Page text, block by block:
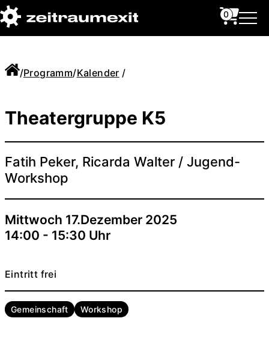
0
/Programm/Kalender /
Theatergruppe K5
Fatih Peker, Ricarda Walter / Jugend-
Workshop
Mittwoch 17.Dezember 2025
14:00 - 15:30 Uhr
Eintritt frei
Gemeinschaft Workshop